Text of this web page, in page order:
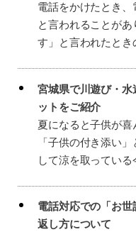
電話をかけたとき、
と言われることが
す」と言われたとき
宮城県で川遊び・
ットをご紹介
夏になると子供が
「子供の付き添い
して涼を取っている
電話対応での「お世
返し方について